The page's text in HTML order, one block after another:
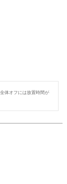
体オフには放置時間が